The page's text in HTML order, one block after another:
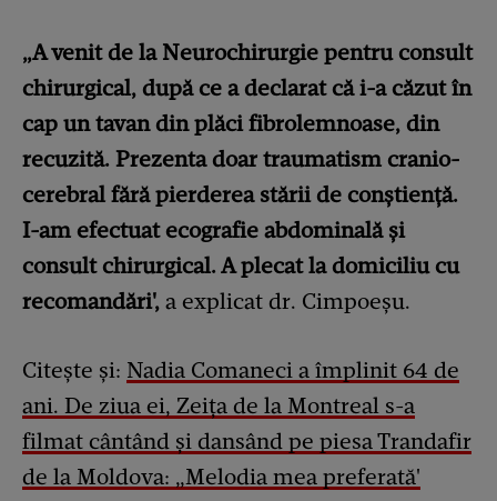
„A venit de la Neurochirurgie pentru consult
chirurgical, după ce a declarat că i-a căzut în
cap un tavan din plăci fibrolemnoase, din
recuzită. Prezenta doar traumatism cranio-
cerebral fără pierderea stării de conștiență.
I-am efectuat ecografie abdominală și
consult chirurgical. A plecat la domiciliu cu
recomandări', a explicat dr. Cimpoeșu.
Citește și: Nadia Comaneci a împlinit 64 de
ani. De ziua ei, Zeița de la Montreal s-a
filmat cântând și dansând pe piesa Trandafir
de la Moldova: „Melodia mea preferată'